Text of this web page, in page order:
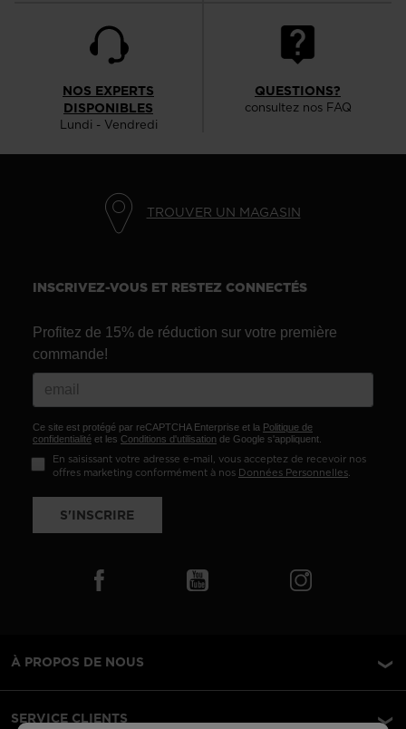
NOS EXPERTS
DISPONIBLES
Lundi - Vendredi
QUESTIONS?
consultez nos FAQ
TROUVER UN MAGASIN
INSCRIVEZ-VOUS ET RESTEZ CONNECTÉS
Profitez de 15% de réduction sur votre première
commande!
Ce site est protégé par reCAPTCHA Enterprise et la Politique de
confidentialité et les Conditions d'utilisation de Google s'appliquent.
En saisissant votre adresse e-mail, vous acceptez de recevoir nos
offres marketing conformément à nos Données Personnelles.
S'INSCRIRE
À PROPOS DE NOUS
SERVICE CLIENTS